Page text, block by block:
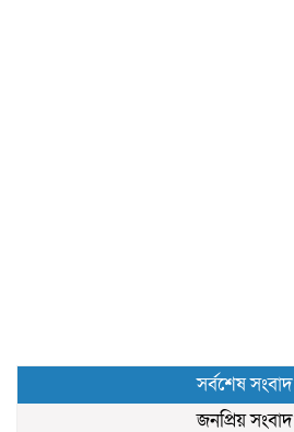
সর্বশেষ সংবাদ
জনপ্রিয় সংবাদ